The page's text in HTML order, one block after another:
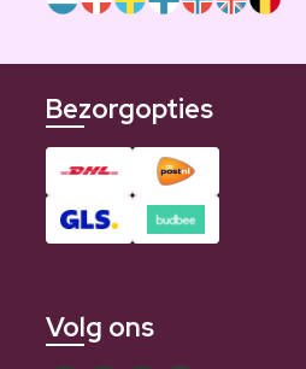
Bezorgopties
Volg ons